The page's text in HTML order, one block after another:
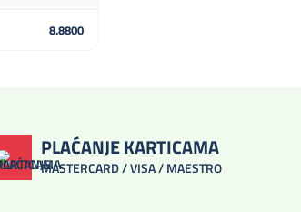
8.8800
PLAĆANJE KARTICAMA
MASTERCARD / VISA / MAESTRO